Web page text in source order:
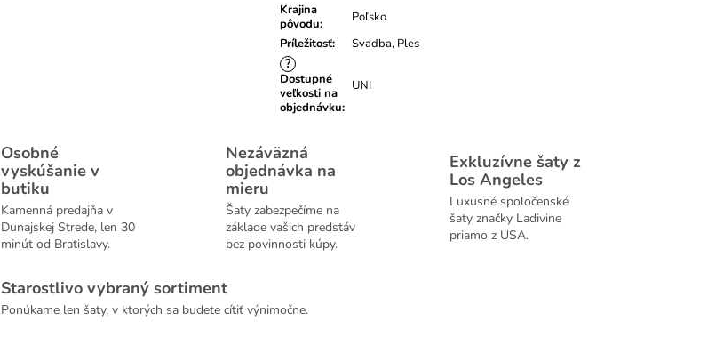
Krajina
pôvodu:
Poľsko
Príležitosť: Svadba, Ples
?
Dostupné
veľkosti na
objednávku:
UNI
Osobné
vyskúšanie v
butiku
Kamenná predajňa v
Dunajskej Strede, len 30
minút od Bratislavy.
Nezáväzná
objednávka na
mieru
Šaty zabezpečíme na
základe vašich predstáv
bez povinnosti kúpy.
Exkluzívne šaty z
Los Angeles
Luxusné spoločenské
šaty značky Ladivine
priamo z USA.
Starostlivo vybraný sortiment
Ponúkame len šaty, v ktorých sa budete cítiť výnimočne.